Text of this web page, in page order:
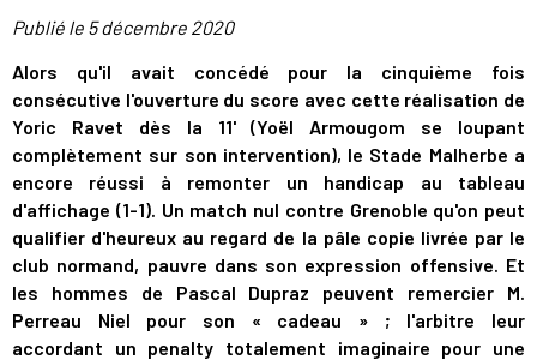
Publié le 5 décembre 2020
Alors qu'il avait concédé pour la cinquième fois
consécutive l'ouverture du score avec cette réalisation de
Yoric Ravet dès la 11' (Yoël Armougom se loupant
complètement sur son intervention), le Stade Malherbe a
encore réussi à remonter un handicap au tableau
d'affichage (1-1). Un match nul contre Grenoble qu'on peut
qualifier d'heureux au regard de la pâle copie livrée par le
club normand, pauvre dans son expression offensive. Et
les hommes de Pascal Dupraz peuvent remercier M.
Perreau Niel pour son « cadeau » ; l'arbitre leur
accordant un penalty totalement imaginaire pour une